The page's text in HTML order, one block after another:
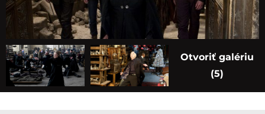
Otvoriť galériu
(5)